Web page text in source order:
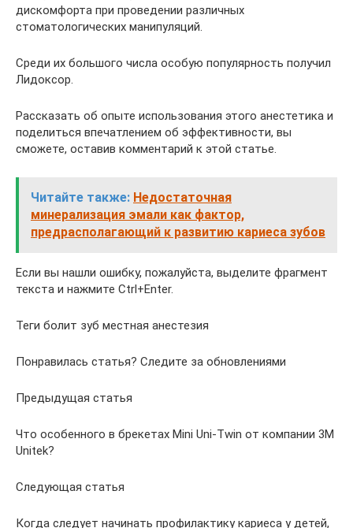
дискомфорта при проведении различных
стоматологических манипуляций.
Среди их большого числа особую популярность получил
Лидоксор.
Рассказать об опыте использования этого анестетика и
поделиться впечатлением об эффективности, вы
сможете, оставив комментарий к этой статье.
Читайте также: Недостаточная
минерализация эмали как фактор,
предрасполагающий к развитию кариеса зубов
Если вы нашли ошибку, пожалуйста, выделите фрагмент
текста и нажмите Ctrl+Enter.
Теги болит зуб местная анестезия
Понравилась статья? Следите за обновлениями
Предыдущая статья
Что особенного в брекетах Mini Uni-Twin от компании 3М
Unitek?
Следующая статья
Когда следует начинать профилактику кариеса у детей,